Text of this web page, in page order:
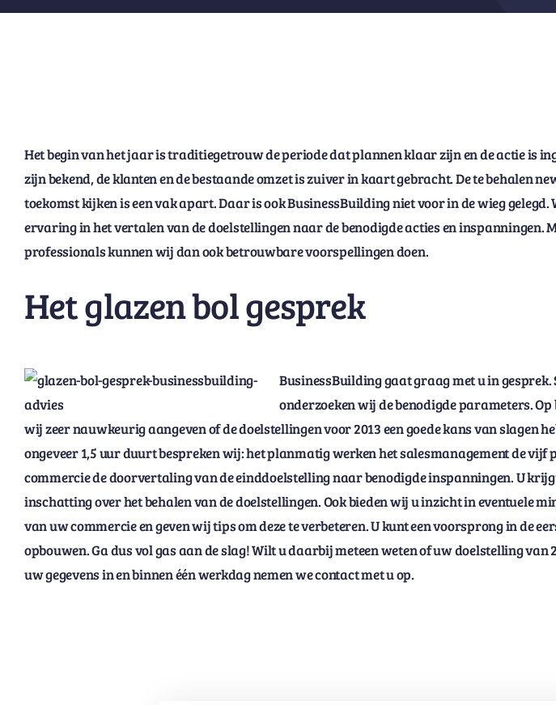
Het begin van het jaar is traditiegetrouw de periode dat plannen klaar zijn en de actie is
zijn bekend, de klanten en de bestaande omzet is zuiver in kaart gebracht. De te behalen
toekomst kijken is een vak apart. Daar is ook BusinessBuilding niet voor in de wieg gelegd.
ervaring in het vertalen van de doelstellingen naar de benodigde acties en inspanningen.
professionals kunnen wij dan ook betrouwbare voorspellingen doen.
Het glazen bol gesprek
BusinessBuilding gaat graag met u in gesprek.
onderzoeken wij de benodigde parameters.
wij zeer nauwkeurig aangeven of de doelstellingen voor 2013 een goede kans van slagen
ongeveer 1,5 uur duurt bespreken wij:het planmatig werkenhet salesmanagementde vijf
commerciede doorvertaling van de einddoelstelling naar benodigde inspanningen. U
inschatting over het behalen van de doelstellingen. Ook bieden wij u inzicht in eventuele
van uw commercie en geven wij tips om deze te verbeteren. U kunt een voorsprong in de
opbouwen. Ga dus vol gas aan de slag! Wilt u daarbij meteen weten of uw doelstelling van
uw gegevens in en binnen één werkdag nemen we contact met u op.